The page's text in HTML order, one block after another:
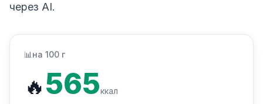
через AI.
📊 на 100 г
🔥565ккал